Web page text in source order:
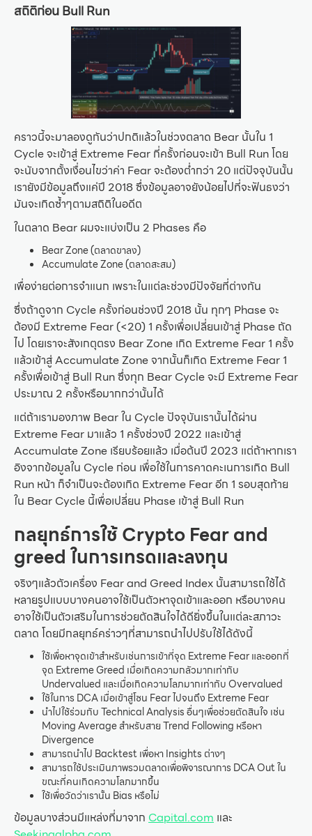
สถิติก่อน Bull Run
คราวนี้จะมาลองดูกันว่าปกติแล้วในช่วงตลาด Bear นั้นใน 1
Cycle จะเข้าสู่ Extreme Fear กี่ครั้งก่อนจะเข้า Bull Run โดย
จะนับจากตั้งเงื่อนไขว่าค่า Fear จะต้องต่ำกว่า 20 แต่ปัจจุบันนั้น
เรายังมีข้อมูลถึงแค่ปี 2018 ซึ่งข้อมูลอาจยังน้อยไปที่จะฟันธงว่า
มันจะเกิดซ้ำๆตามสถิติในอดีต
ในตลาด Bear ผมจะแบ่งเป็น 2 Phases คือ
Bear Zone (ตลาดขาลง)
Accumulate Zone (ตลาดสะสม)
เพื่อง่ายต่อการจำแนก เพราะในแต่ละช่วงมีปัจจัยที่ต่างกัน
ซึ่งถ้าดูจาก Cycle ครั้งก่อนช่วงปี 2018 นั้น ทุกๆ Phase จะ
ต้องมี Extreme Fear (<20) 1 ครั้งเพื่อเปลี่ยนเข้าสู่ Phase ถัด
ไป โดยเราจะสังเกตุตรง Bear Zone เกิด Extreme Fear 1 ครั้ง
แล้วเข้าสู่ Accumulate Zone จากนั้นก็เกิด Extreme Fear 1
ครั้งเพื่อเข้าสู่ Bull Run ซึ่งทุก Bear Cycle จะมี Extreme Fear
ประมาณ 2 ครั้งหรือมากกว่านั้นได้
แต่ถ้าเรามองภาพ Bear ใน Cycle ปัจจุบันเรานั้นได้ผ่าน
Extreme Fear มาแล้ว 1 ครั้งช่วงปี 2022 และเข้าสู่
Accumulate Zone เรียบร้อยแล้ว เมื่อต้นปี 2023 แต่ถ้าหากเรา
อิงจากข้อมูลใน Cycle ก่อน เพื่อใช้ในการคาดคะเนการเกิด Bull
Run หน้า ก็จำเป็นจะต้องเกิด Extreme Fear อีก 1 รอบสุดท้าย
ใน Bear Cycle นี้เพื่อเปลี่ยน Phase เข้าสู่ Bull Run
กลยุทธ์การใช้ Crypto Fear and
greed ในการเทรดและลงทุน
จริงๆแล้วตัวเครื่อง Fear and Greed Index นั้นสามารถใช้ได้
หลายรูปแบบบางคนอาจใช้เป็นตัวหาจุดเข้าและออก หรือบางคน
อาจใช้เป็นตัวเสริมในการช่วยตัดสินใจได้ดียิ่งขึ้นในแต่ละสภาวะ
ตลาด โดยมีกลยุทธ์คร่าวๆที่สามารถนำไปปรับใช้ได้ดังนี้
ใช้เพื่อหาจุดเข้าสำหรับเช่นการเข้าที่จุด Extreme Fear และออกที่
จุด Extreme Greed เมื่อเกิดความกลัวมากเท่ากับ
Undervalued และเมื่อเกิดความโลภมากเท่ากับ Overvalued
ใช้ในการ DCA เมื่อเข้าสู่โซน Fear ไปจนถึง Extreme Fear
นำไปใช้ร่วมกับ Technical Analysis อื่นๆเพื่อช่วยตัดสินใจ เช่น
Moving Average สำหรับสาย Trend Following หรือหา
Divergence
สามารถนำไป Backtest เพื่อหา Insights ต่างๆ
สามารถใช้ประเมินภาพรวมตลาดเพื่อพิจารณาการ DCA Out ใน
ขณะที่คนเกิดความโลภมากขึ้น
ใช้เพื่อวัดว่าเรานั้น Bias หรือไม่
ข้อมูลบางส่วนมีแหล่งที่มาจาก Capital.com และ